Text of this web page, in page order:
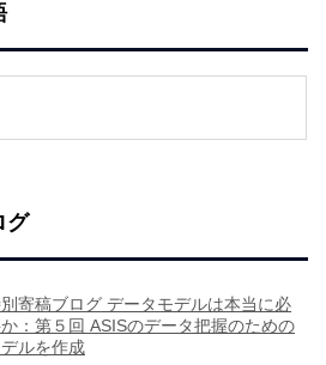
グ